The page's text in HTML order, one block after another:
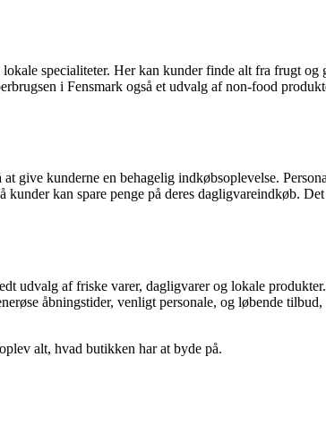
specialiteter. Her kan kunder finde alt fra frugt
i Fensmark også et udvalg af non-food
give kunderne en behagelig indkøbsoplevelse.
kan spare penge på deres dagligvareindkøb.
udvalg af friske varer, dagligvarer og lokale
åbningstider, venligt personale, og løbende
alt, hvad butikken har at byde på.